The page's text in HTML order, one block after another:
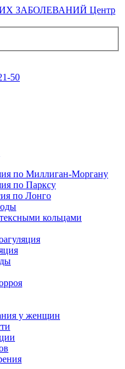
ЗАБОЛЕВАНИЙ Центр
50
по Миллиган-Моргану
по Парксу
по Лонгo
кольцами
у женщин